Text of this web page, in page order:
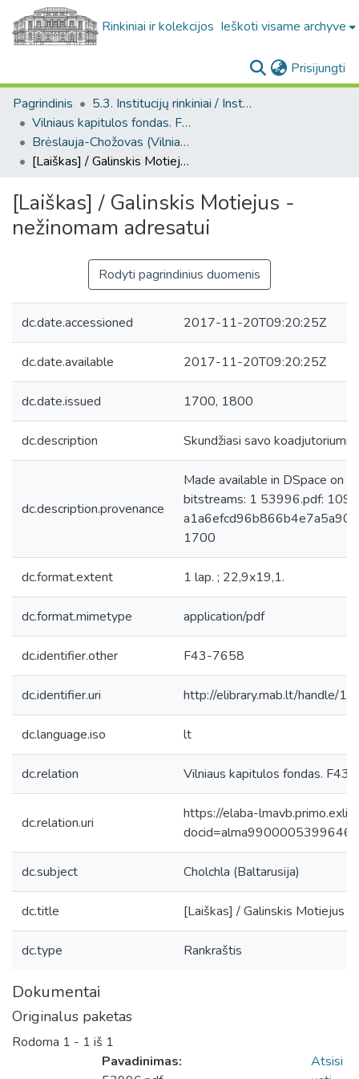
Rinkiniai ir kolekcijos Ieškoti visame archyve
Prisijungti
Pagrindinis
5.3. Institucijų rinkiniai / Institutional collections
Vilniaus kapitulos fondas. F43
Brėslauja-Chožovas (Vilniaus kapitulos fondas. F43, Bažnytinės valdos)
[Laiškas] / Galinskis Motiejus - nežinomam adresatui
[Laiškas] / Galinskis Motiejus -
nežinomam adresatui
Rodyti pagrindinius duomenis
dc.date.accessioned 2017-11-20T09:20:25Z
dc.date.available 2017-11-20T09:20:25Z
dc.date.issued 1700, 1800
dc.description Skundžiasi savo koadjutoriumi
dc.description.provenance
Made available in DSpace on
bitstreams: 1 53996.pdf:
1700
dc.format.extent 1 lap. ; 22,9x19,1.
dc.format.mimetype application/pdf
dc.identifier.other F43-7658
dc.identifier.uri http://elibrary.mab.lt/handle/1/
dc.language.iso lt
dc.relation Vilniaus kapitulos fondas. F43,
dc.relation.uri
https://elaba-
dc.subject Cholchla (Baltarusija)
dc.title [Laiškas] / Galinskis Motiejus -
dc.type Rankraštis
Dokumentai
Originalus paketas
Rodoma 1 - 1 iš 1
Pavadinimas:
Atsisi